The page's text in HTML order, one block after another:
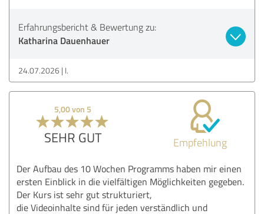
Erfahrungsbericht & Bewertung zu:
Katharina Dauenhauer
24.07.2026 I.
5,00 von 5
SEHR GUT Empfehlung
Der Aufbau des 10 Wochen Programms haben mir einen
ersten Einblick in die vielfältigen Möglichkeiten gegeben.
Der Kurs ist sehr gut strukturiert,
die Videoinhalte sind für jeden verständlich und